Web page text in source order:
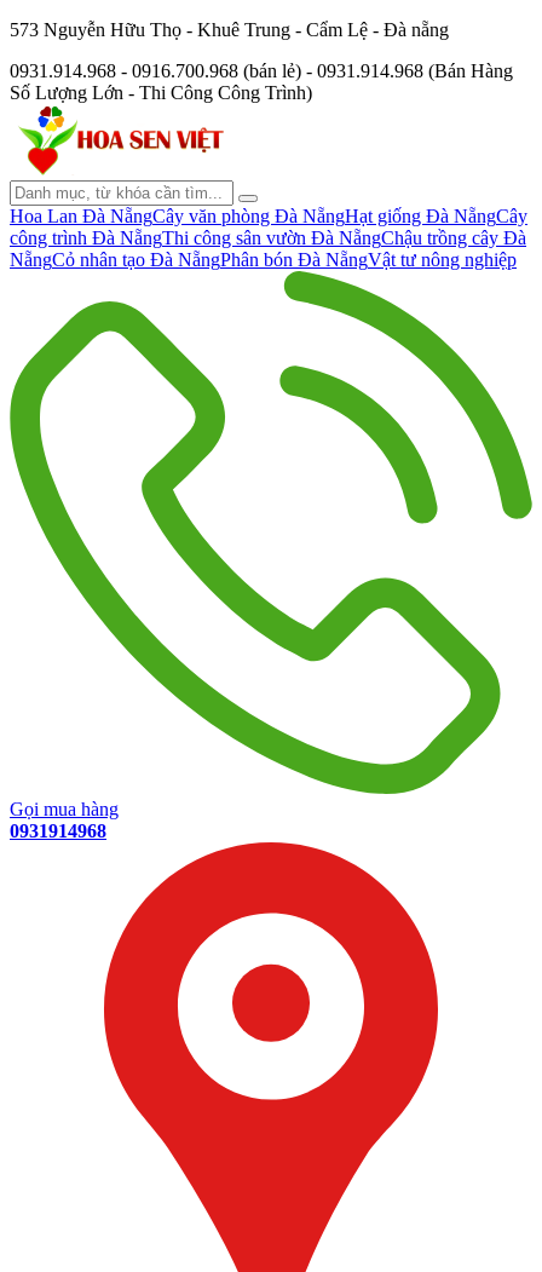
573 Nguyễn Hữu Thọ - Khuê Trung - Cẩm Lệ - Đà nẵng
0931.914.968 - 0916.700.968 (bán lẻ) - 0931.914.968 (Bán Hàng
Số Lượng Lớn - Thi Công Công Trình)
Hoa Lan Đà NẵngCây văn phòng Đà NẵngHạt giống Đà NẵngCây
công trình Đà NẵngThi công sân vườn Đà NẵngChậu trồng cây Đà
NẵngCỏ nhân tạo Đà NẵngPhân bón Đà NẵngVật tư nông nghiệp
Gọi mua hàng
0931914968